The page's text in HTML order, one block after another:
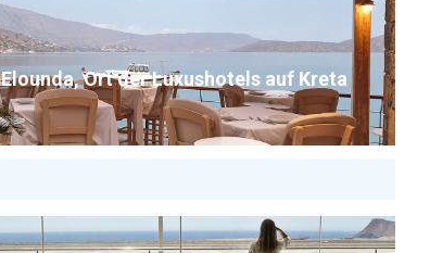
Elounda, Ort der Luxushotels auf Kreta